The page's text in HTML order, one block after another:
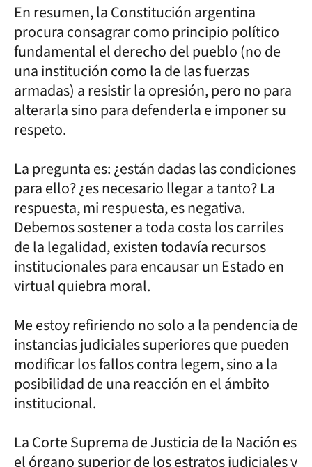
En resumen, la Constitución argentina
procura consagrar como principio político
fundamental el derecho del pueblo (no de
una institución como la de las fuerzas
armadas) a resistir la opresión, pero no para
alterarla sino para defenderla e imponer su
respeto.
La pregunta es: ¿están dadas las condiciones
para ello? ¿es necesario llegar a tanto? La
respuesta, mi respuesta, es negativa.
Debemos sostener a toda costa los carriles
de la legalidad, existen todavía recursos
institucionales para encausar un Estado en
virtual quiebra moral.
Me estoy refiriendo no solo a la pendencia de
instancias judiciales superiores que pueden
modificar los fallos contra legem, sino a la
posibilidad de una reacción en el ámbito
institucional.
La Corte Suprema de Justicia de la Nación es
el órgano superior de los estratos judiciales y